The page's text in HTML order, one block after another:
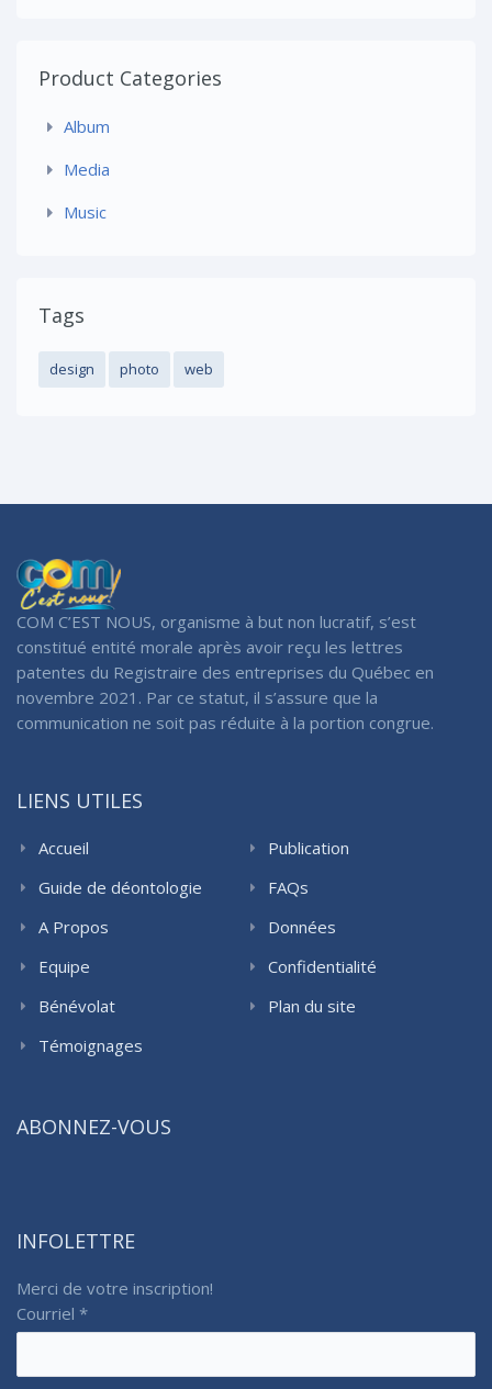
Product Categories
Album
Media
Music
Tags
design photo web
COM C’EST NOUS, organisme à but non lucratif, s’est
constitué entité morale après avoir reçu les lettres
patentes du Registraire des entreprises du Québec en
novembre 2021. Par ce statut, il s’assure que la
communication ne soit pas réduite à la portion congrue.
LIENS UTILES
Accueil
Guide de déontologie
A Propos
Equipe
Bénévolat
Témoignages
Publication
FAQs
Données
Confidentialité
Plan du site
ABONNEZ-VOUS
INFOLETTRE
Merci de votre inscription!
Courriel *